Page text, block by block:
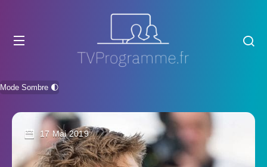
Mode Sombre 🌓
17 Mai 2019